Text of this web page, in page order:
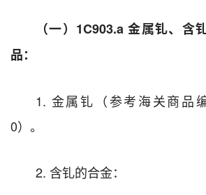
（一）1C903.a金属钆、含
品：
1. 金属钆（参考海关商品
0）。
2. 含钆的合金：